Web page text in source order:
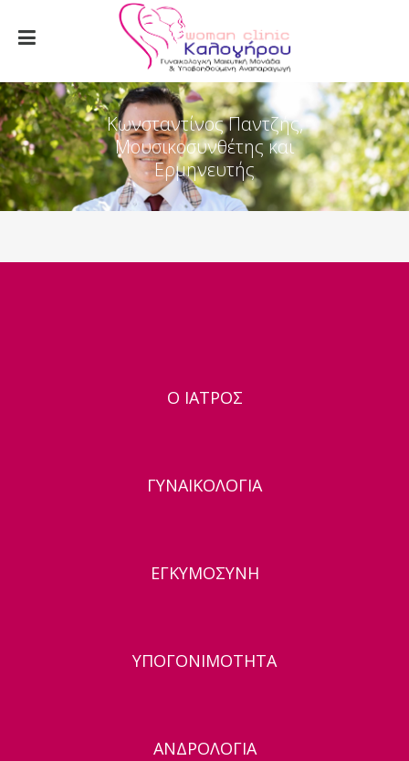
Κωνσταντίνος Παντζής,
Μουσικοσυνθέτης και
Ερμηνευτής
Ο ΙΑΤΡΟΣ
ΓΥΝΑΙΚΟΛΟΓΙΑ
ΕΓΚΥΜΟΣΥΝΗ
ΥΠΟΓΟΝΙΜΟΤΗΤΑ
ΑΝΔΡΟΛΟΓΙΑ